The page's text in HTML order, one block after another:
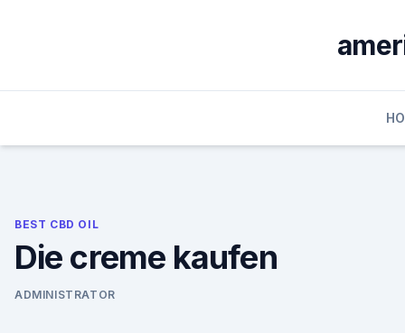
BEST CBD OIL
Die creme kaufen
ADMINISTRATOR